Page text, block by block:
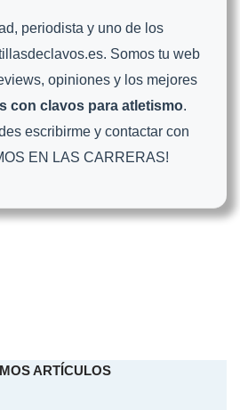
periodista y uno de los
Somos tu web
opiniones y los mejores
con clavos para atletismo.
escribirme y contactar con
EN LAS CARRERAS!
ARTÍCULOS